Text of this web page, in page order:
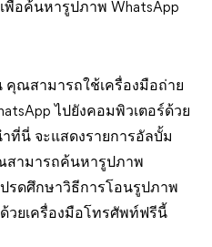
พื่อค้นหารูปภาพ WhatsApp
คุณสามารถใช้เครื่องมือถ่าย
ไปยังคอมพิวเตอร์ด้วย
ำที่นี่ จะแสดงรายการอัลบั้ม
ามารถค้นหารูปภาพ
ปรดศึกษาวิธีการโอนรูปภาพ
วยเครื่องมือโทรศัพท์ฟรีนี้